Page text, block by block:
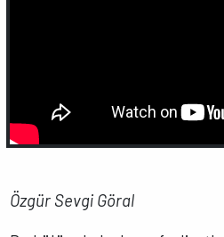
Özgür Sevgi Göral